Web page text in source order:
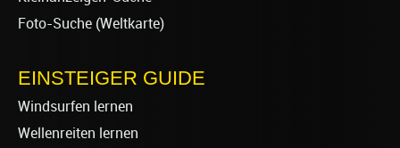
Foto-Suche (Weltkarte)
EINSTEIGER GUIDE
Windsurfen lernen
Wellenreiten lernen